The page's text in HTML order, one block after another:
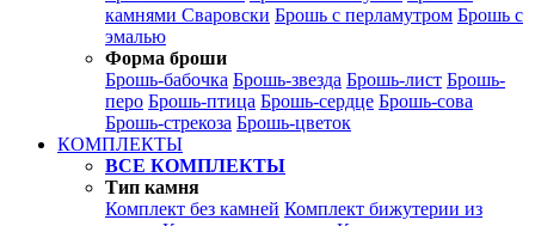
камнями Сваровски Брошь с перламутром Брошь с
эмалью
Форма броши
Брошь-бабочка Брошь-звезда Брошь-лист Брошь-
перо Брошь-птица Брошь-сердце Брошь-сова
Брошь-стрекоза Брошь-цветок
КОМПЛЕКТЫ
ВСЕ КОМПЛЕКТЫ
Тип камня
Комплект без камней Комплект бижутерии из